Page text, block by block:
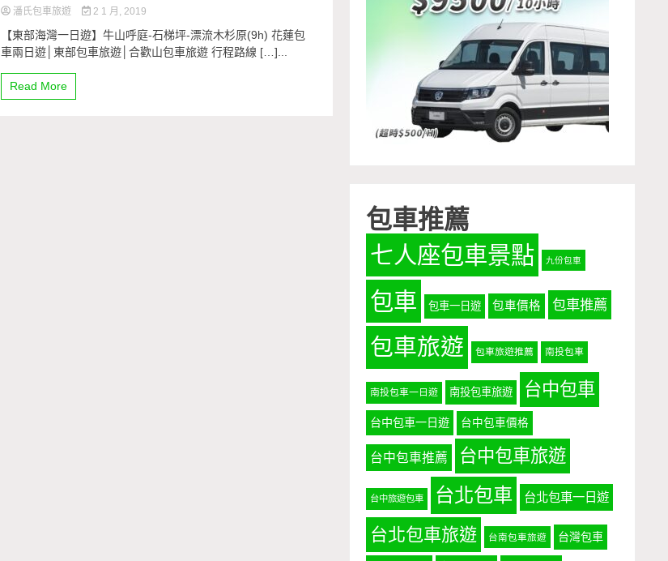
潘氏包車旅遊 2 1 月, 2019
【東部海灣一日遊】牛山呼庭-石梯坪-漂流木杉原(9h) 花蓮包
車兩日遊│東部包車旅遊│合歡山包車旅遊 行程路線 […]...
Read More
包車推薦
七人座包車景點 九份包車
包車 包車一日遊 包車價格 包車推薦
包車旅遊 包車旅遊推薦 南投包車
南投包車一日遊 南投包車旅遊 台中包車
台中包車一日遊 台中包車價格
台中包車推薦 台中包車旅遊
台中旅遊包車 台北包車 台北包車一日遊
台北包車旅遊 台南包車旅遊 台灣包車